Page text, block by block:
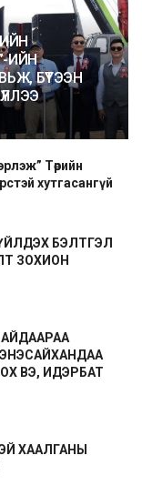
ИЙН
БҮТЭЭН
Төрийн
хутгасангүй
БЭЛТГЭЛ
ЗОХИОН
ВЭ, ИДЭРБАТ
ХААЛГАНЫ